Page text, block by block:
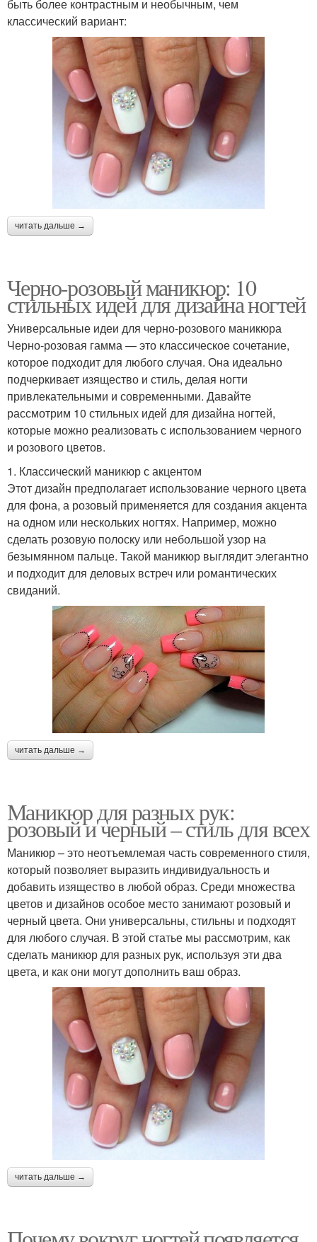
быть более контрастным и необычным, чем
классический вариант:
читать дальше →
Черно-розовый маникюр: 10
стильных идей для дизайна ногтей
Универсальные идеи для черно-розового маникюра
Черно-розовая гамма — это классическое сочетание,
которое подходит для любого случая. Она идеально
подчеркивает изящество и стиль, делая ногти
привлекательными и современными. Давайте
рассмотрим 10 стильных идей для дизайна ногтей,
которые можно реализовать с использованием черного
и розового цветов.
1. Классический маникюр с акцентом
Этот дизайн предполагает использование черного цвета
для фона, а розовый применяется для создания акцента
на одном или нескольких ногтях. Например, можно
сделать розовую полоску или небольшой узор на
безымянном пальце. Такой маникюр выглядит элегантно
и подходит для деловых встреч или романтических
свиданий.
читать дальше →
Маникюр для разных рук:
розовый и черный – стиль для всех
Маникюр – это неотъемлемая часть современного стиля,
который позволяет выразить индивидуальность и
добавить изящество в любой образ. Среди множества
цветов и дизайнов особое место занимают розовый и
черный цвета. Они универсальны, стильны и подходят
для любого случая. В этой статье мы рассмотрим, как
сделать маникюр для разных рук, используя эти два
цвета, и как они могут дополнить ваш образ.
читать дальше →